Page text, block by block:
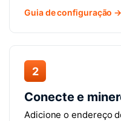
Guia de configuração →
2
Conecte e
Adicione o endereço